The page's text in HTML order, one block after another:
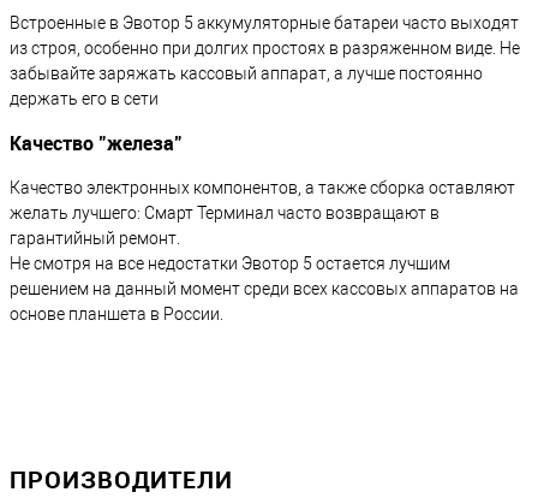
Встроенные в Эвотор 5 аккумуляторные батареи часто выходят
из строя, особенно при долгих простоях в разряженном виде. Не
забывайте заряжать кассовый аппарат, а лучше постоянно
держать его в сети
Качество "железа"
Качество электронных компонентов, а также сборка оставляют
желать лучшего: Смарт Терминал часто возвращают в
гарантийный ремонт.
Не смотря на все недостатки Эвотор 5 остается лучшим
решением на данный момент среди всех кассовых аппаратов на
основе планшета в России.
ПРОИЗВОДИТЕЛИ